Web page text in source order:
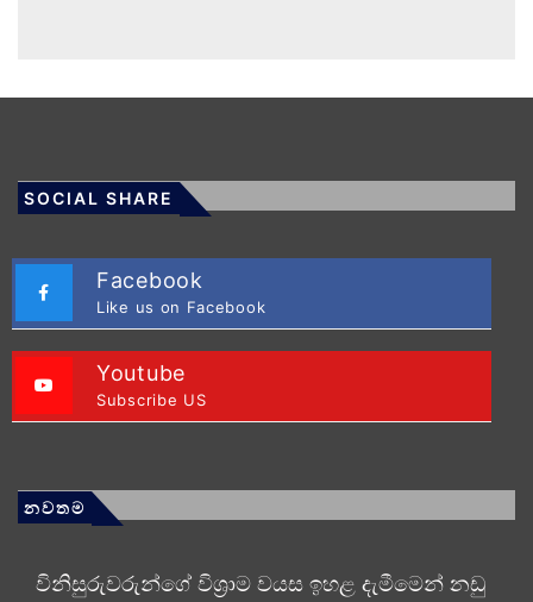
SOCIAL SHARE
Facebook
Like us on Facebook
Youtube
Subscribe US
නවතම
විනිසුරුවරුන්ගේ විශ්‍රාම වයස ඉහළ දැමීමෙන් නඩු